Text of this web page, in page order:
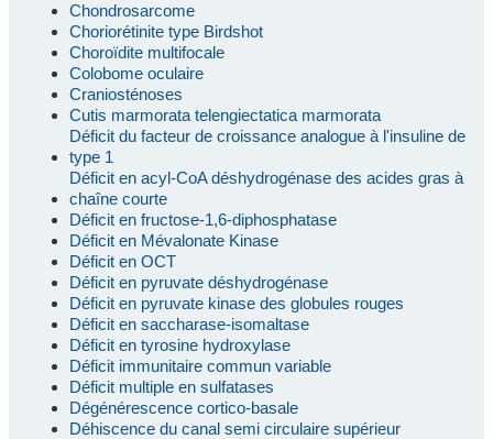
Chondrosarcome
Choriorétinite type Birdshot
Choroïdite multifocale
Colobome oculaire
Craniosténoses
Cutis marmorata telengiectatica marmorata
Déficit du facteur de croissance analogue à l'insuline de
type 1
Déficit en acyl-CoA déshydrogénase des acides gras à
chaîne courte
Déficit en fructose-1,6-diphosphatase
Déficit en Mévalonate Kinase
Déficit en OCT
Déficit en pyruvate déshydrogénase
Déficit en pyruvate kinase des globules rouges
Déficit en saccharase-isomaltase
Déficit en tyrosine hydroxylase
Déficit immunitaire commun variable
Déficit multiple en sulfatases
Dégénérescence cortico-basale
Déhiscence du canal semi circulaire supérieur